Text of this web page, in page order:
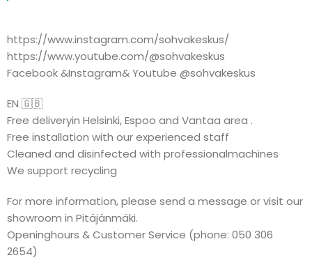
https://www.instagram.com/sohvakeskus/
https://www.youtube.com/@sohvakeskus
Facebook &Instagram& Youtube @sohvakeskus
EN 🇬🇧
Free deliveryin Helsinki, Espoo and Vantaa area .
Free installation with our experienced staff
Cleaned and disinfected with professionalmachines
We support recycling
For more information, please send a message or visit our
showroom in Pitäjänmäki.
Openinghours & Customer Service (phone: 050 306
2654)